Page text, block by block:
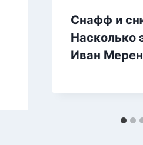
Снафф и
Насколько
Иван